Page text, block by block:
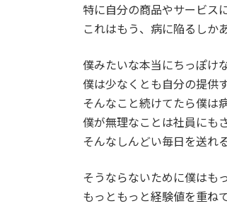
特に自分の商品やサービス
これはもう、病に陥るしか
僕みたいな本当にちっぽけ
僕は少なくとも自分の提供
そんなこと続けてたら僕は
僕が無理なことは社員にも
そんなしんどい毎日を送れ
そうならないために僕はも
もっともっと経験値を重ね